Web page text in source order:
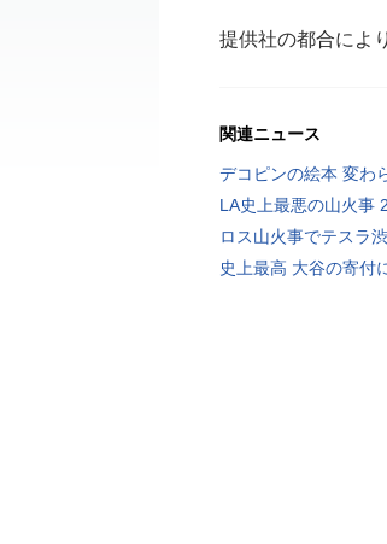
提供社の都合によ
関連ニュース
デコピンの絵本 変わ
LA史上最悪の山火事
ロス山火事でテスラ
史上最高 大谷の寄付